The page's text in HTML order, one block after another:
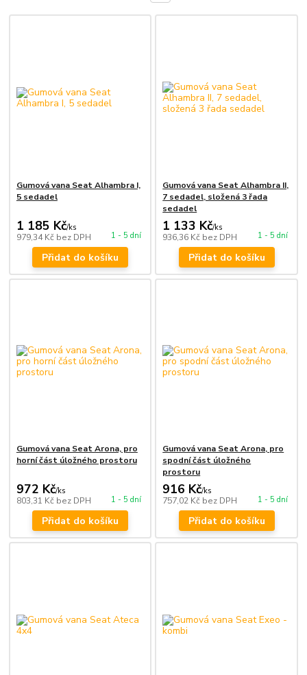
Gumová vana Seat Alhambra I,
5 sedadel
1 185 Kč/ks
979,34 Kč bez DPH 1 - 5 dní
Přidat do košíku
Gumová vana Seat Alhambra II,
7 sedadel, složená 3 řada
sedadel
1 133 Kč/ks
936,36 Kč bez DPH 1 - 5 dní
Přidat do košíku
Gumová vana Seat Arona, pro
horní část úložného prostoru
972 Kč/ks
803,31 Kč bez DPH 1 - 5 dní
Přidat do košíku
Gumová vana Seat Arona, pro
spodní část úložného
prostoru
916 Kč/ks
757,02 Kč bez DPH 1 - 5 dní
Přidat do košíku